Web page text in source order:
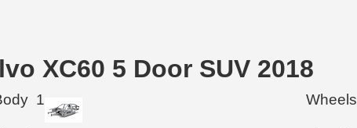
XC60 5 Door SUV 2018
1 Wheels